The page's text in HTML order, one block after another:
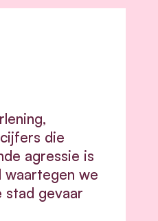
die
agressie is
waartegen we
stad gevaar